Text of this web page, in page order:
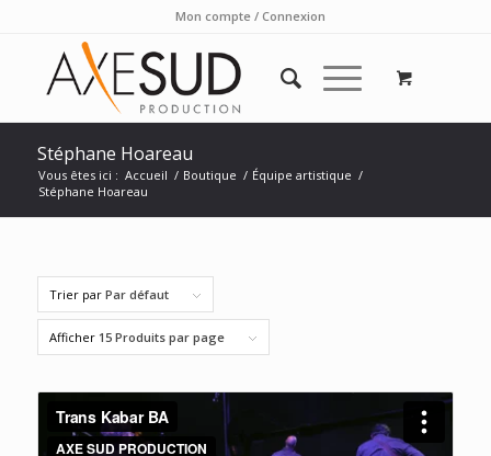
Mon compte / Connexion
Stéphane Hoareau
Vous êtes ici : Accueil / Boutique / Équipe artistique /
Stéphane Hoareau
Trier par Par défaut
Afficher 15 Produits par page